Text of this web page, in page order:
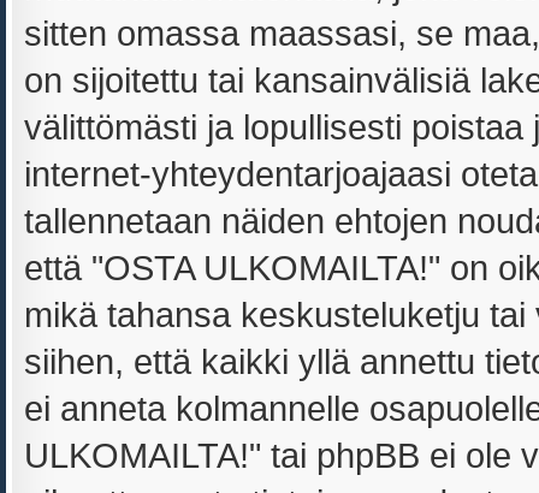
sitten omassa maassasi, se
on sijoitettu tai kansainvälisiä
välittömästi ja lopullisesti
internet-yhteydentarjoajaasi
tallennetaan näiden ehtojen
että "OSTA ULKOMAILTA!" on
mikä tahansa keskusteluketju
siihen, että kaikki yllä annettu
ei anneta kolmannelle
ULKOMAILTA!" tai phpBB ei ole